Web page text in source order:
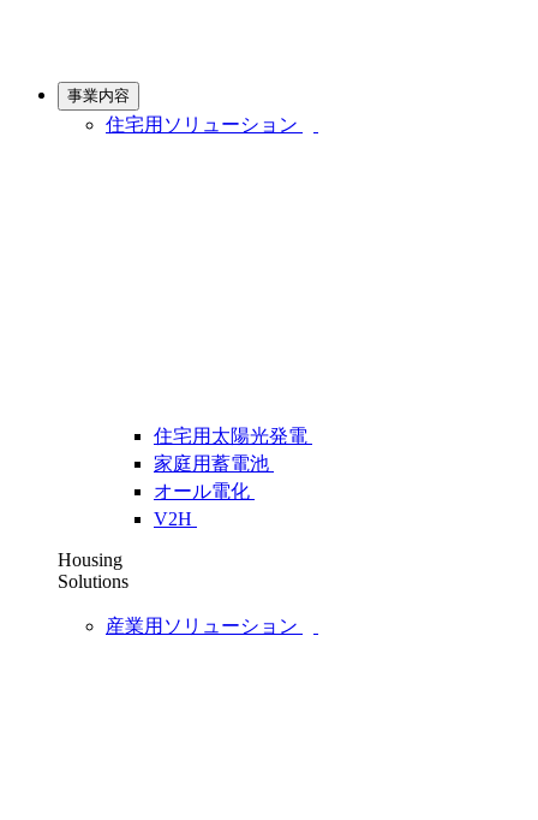
事業内容
住宅用ソリューション
住宅用太陽光発電
家庭用蓄電池
オール電化
V2H
Housing
Solutions
産業用ソリューション